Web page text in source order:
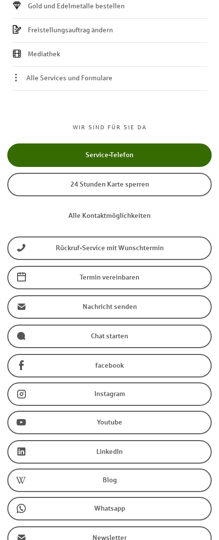
WIR SIND FÜR SIE DA
Service-Telefon
24 Stunden Karte sperren
Alle Kontaktmöglichkeiten
Rückruf-Service mit Wunschtermin
Termin vereinbaren
Nachricht senden
Chat starten
facebook
Instagram
Youtube
LinkedIn
Blog
Whatsapp
Newsletter
Gold und Edelmetalle bestellen
Freistellungsauftrag ändern
Mediathek
Alle Services und Formulare